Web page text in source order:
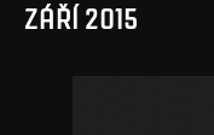
ZÁŘÍ 2015